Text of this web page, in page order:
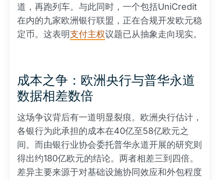
道，再跑列车。与此同时，一个包括UniCredit
在内的九家欧洲银行联盟，正在合规开发欧元稳
定币。这表明支付主权议题已从抽象走向现实。
成本之争：欧洲央行与普华永道
数据相差数倍
这场争议背后有一道明显裂痕。欧洲央行估计，
各银行为此承担的成本在40亿至58亿欧元之
间。而由银行业协会委托普华永道开展的研究则
得出约180亿欧元的结论。两者相差三到四倍。
差异主要来源于对基础设施协同效应和外包程度